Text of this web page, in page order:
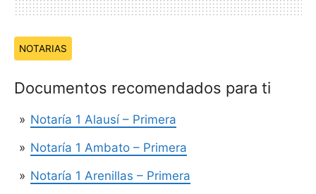
Temas:
NOTARIAS
Documentos recomendados para ti
Notaría 1 Alausí – Primera
Notaría 1 Ambato – Primera
Notaría 1 Arenillas – Primera